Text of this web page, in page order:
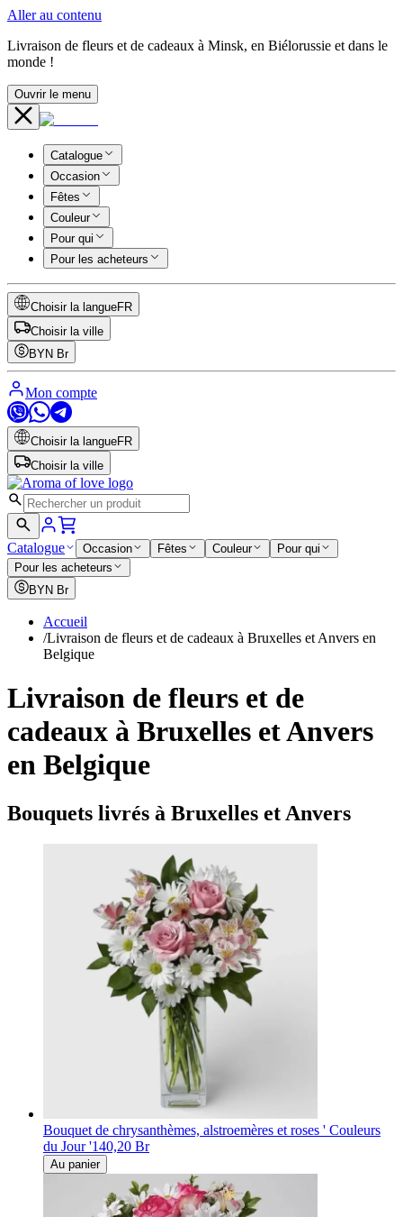
Aller au contenu
Livraison de fleurs et de cadeaux à Minsk, en Biélorussie et dans le
monde !
Ouvrir le menu
Catalogue
Occasion
Fêtes
Couleur
Pour qui
Pour les acheteurs
Choisir la langueFR
Choisir la ville
BYN Br
Mon compte
Choisir la langueFR
Choisir la ville
Catalogue Occasion Fêtes Couleur
Pour qui
Pour les acheteurs
BYN Br
Accueil
/Livraison de fleurs et de cadeaux à Bruxelles et Anvers en
Belgique
Livraison de fleurs et de
cadeaux à Bruxelles et Anvers
en Belgique
Bouquets livrés à Bruxelles et Anvers
Bouquet de chrysanthèmes, alstroemères et roses ' Couleurs
du Jour '140,20 Br
Au panier